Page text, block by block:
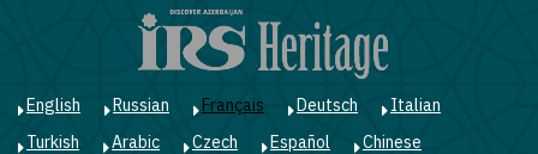
English Russian Français Deutsch
Italian
Turkish
Arabic Czech Español
Chinese